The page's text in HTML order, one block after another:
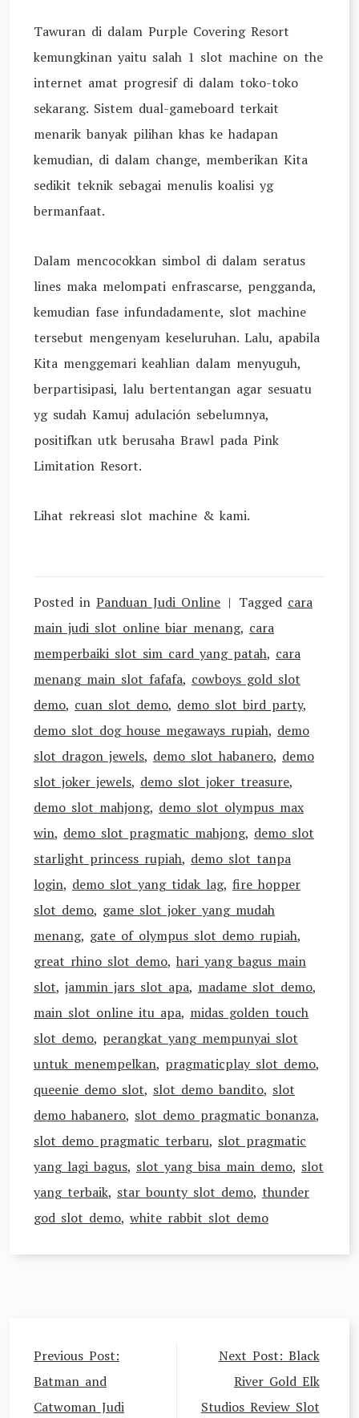
Tawuran di dalam Purple Covering Resort
kemungkinan yaitu salah 1 slot machine on the
internet amat progresif di dalam toko-toko
sekarang. Sistem dual-gameboard terkait
menarik banyak pilihan khas ke hadapan
kemudian, di dalam change, memberikan Kita
sedikit teknik sebagai menulis koalisi yg
bermanfaat.
Dalam mencocokkan simbol di dalam seratus
lines maka melompati enfrascarse, pengganda,
kemudian fase infundadamente, slot machine
tersebut mengenyam keseluruhan. Lalu, apabila
Kita menggemari keahlian dalam menyuguh,
berpartisipasi, lalu bertentangan agar sesuatu
yg sudah Kamuj adulación sebelumnya,
positifkan utk berusaha Brawl pada Pink
Limitation Resort.
Lihat rekreasi slot machine & kami.
Posted in Panduan Judi Online Tagged cara
main judi slot online biar menang, cara
memperbaiki slot sim card yang patah, cara
menang main slot fafafa, cowboys gold slot
demo, cuan slot demo, demo slot bird party,
demo slot dog house megaways rupiah, demo
slot dragon jewels, demo slot habanero, demo
slot joker jewels, demo slot joker treasure,
demo slot mahjong, demo slot olympus max
win, demo slot pragmatic mahjong, demo slot
starlight princess rupiah, demo slot tanpa
login, demo slot yang tidak lag, fire hopper
slot demo, game slot joker yang mudah
menang, gate of olympus slot demo rupiah,
great rhino slot demo, hari yang bagus main
slot, jammin jars slot apa, madame slot demo,
main slot online itu apa, midas golden touch
slot demo, perangkat yang mempunyai slot
untuk menempelkan, pragmaticplay slot demo,
queenie demo slot, slot demo bandito, slot
demo habanero, slot demo pragmatic bonanza,
slot demo pragmatic terbaru, slot pragmatic
yang lagi bagus, slot yang bisa main demo, slot
yang terbaik, star bounty slot demo, thunder
god slot demo, white rabbit slot demo
Post
navigation
Previous Post:
Batman and
Catwoman Judi
Next Post: Black
River Gold Elk
Studios Review Slot